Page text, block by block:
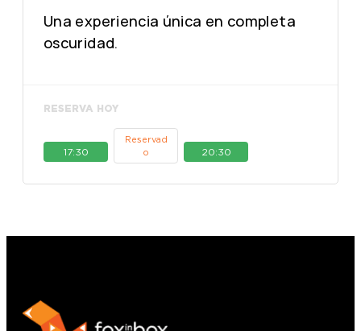
Una experiencia única en completa
oscuridad.
RESERVA HOY
17:30
Reservad
o
20:30